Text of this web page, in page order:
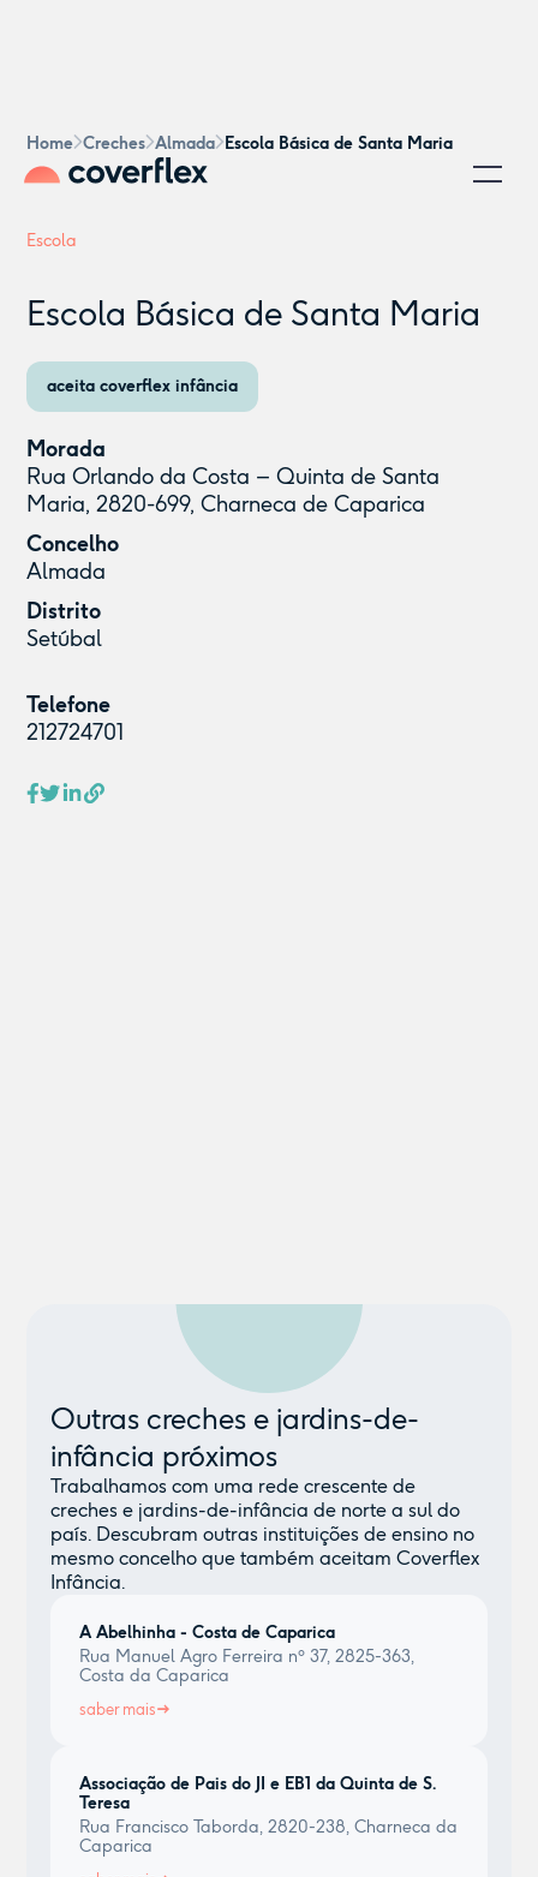
Home Creches Almada Escola Básica de Santa Maria
Escola
Escola Básica de Santa Maria
aceita coverflex infância
Morada
Rua Orlando da Costa – Quinta de Santa
Maria, 2820-699, Charneca de Caparica
Concelho
Almada
Distrito
Setúbal
Telefone
212724701
Outras creches e jardins-de-
infância próximos
Trabalhamos com uma rede crescente de
creches e jardins-de-infância de norte a sul do
país. Descubram outras instituições de ensino no
mesmo concelho que também aceitam Coverflex
Infância.
A Abelhinha - Costa de Caparica
Rua Manuel Agro Ferreira nº 37, 2825-363,
Costa da Caparica
saber mais
Associação de Pais do JI e EB1 da Quinta de S.
Teresa
Rua Francisco Taborda, 2820-238, Charneca da
Caparica